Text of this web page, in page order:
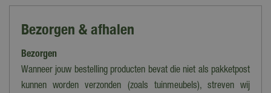
Figuren
Thema
Caddington Village
Bezorgen & afhalen
Bezorgen
Wanneer jouw bestelling producten bevat die niet als pakketpost
kunnen worden verzonden (zoals tuinmeubels), streven wij